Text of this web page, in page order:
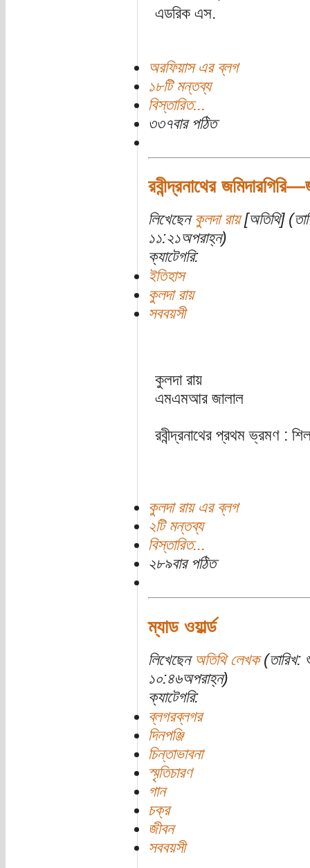
এডরিক এস.
অরফিয়াস এর ব্লগ
১৮টি মন্তব্য
বিস্তারিত...
৩৩৭বার পঠিত
রবীন্দ্রনাথের
লিখেছেন কুলদা রায়[অতিথি]
১১:২১অপরাহ্ন)
ক্যাটেগরি:
ইতিহাস
কুলদা রায়
সববয়সী
কুলদা রায়
এমএমআর জালাল
রবীন্দ্রনাথের প্রথম ভ্রমণ
কুলদা রায় এর ব্লগ
২টি মন্তব্য
বিস্তারিত...
২৮৯বার পঠিত
ম্যাড ওয়ার্ল্ড
লিখেছেন অতিথি লেখক(তারিখ:
১০:৪৬অপরাহ্ন)
ক্যাটেগরি:
ব্লগরব্লগর
দিনপঞ্জি
চিন্তাভাবনা
স্মৃতিচারণ
গান
চক্র
জীবন
সববয়সী